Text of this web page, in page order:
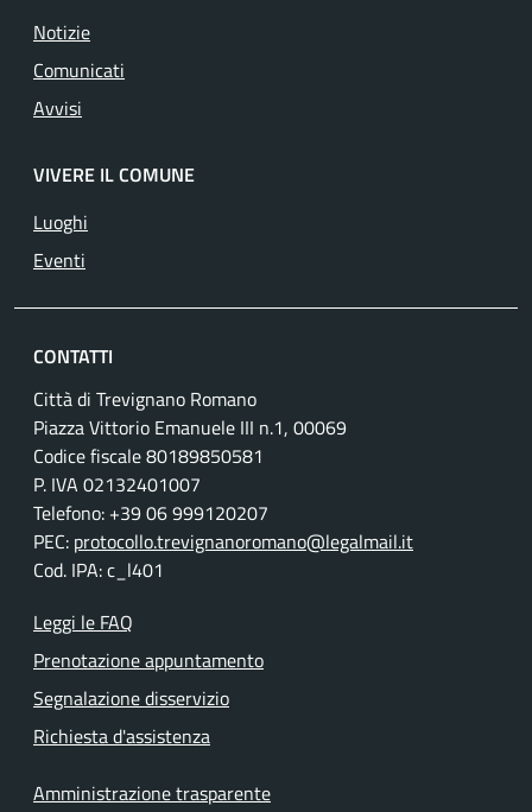
Notizie
Comunicati
Avvisi
VIVERE IL COMUNE
Luoghi
Eventi
CONTATTI
Città di Trevignano Romano
Piazza Vittorio Emanuele III n.1, 00069
Codice fiscale 80189850581
P. IVA 02132401007
Telefono: +39 06 999120207
PEC: protocollo.trevignanoromano@legalmail.it
Cod. IPA: c_l401
Leggi le FAQ
Prenotazione appuntamento
Segnalazione disservizio
Richiesta d'assistenza
Amministrazione trasparente